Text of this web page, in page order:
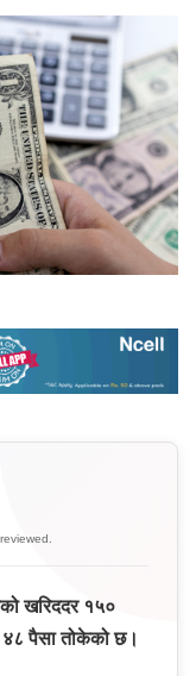
खरिददर १५०
४८ पैसा तोकेको छ।